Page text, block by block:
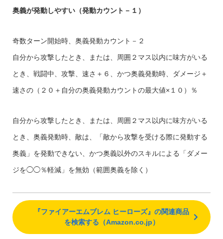
奥義が発動しやすい（発動カウント－１）
奇数ターン開始時、奥義発動カウント－２
自分から攻撃したとき、または、周囲２マス以内に味方がいる
とき、戦闘中、攻撃、速さ＋６、かつ奥義発動時、ダメージ＋
速さの（２０＋自分の奥義発動カウントの最大値×１０）％
自分から攻撃したとき、または、周囲２マス以内に味方がいる
とき、奥義発動時、敵は、「敵から攻撃を受ける際に発動する
奥義」を発動できない、かつ奥義以外のスキルによる「ダメー
ジを◯◯％軽減」を無効（範囲奥義を除く）
『ファイアーエムブレム ヒーローズ』の関連商品
を検索する（Amazon.co.jp）